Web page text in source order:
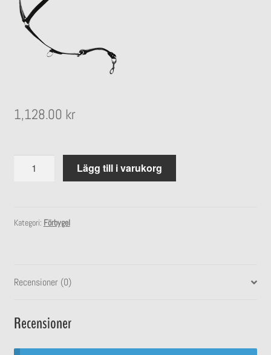
1,128.00 kr
Lägg till i varukorg
Kategori: Förbygel
Recensioner (0)
Recensioner